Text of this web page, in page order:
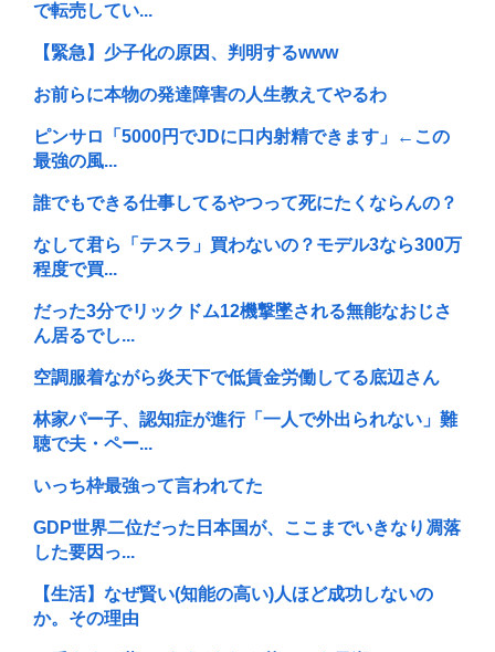
で転売してい...
【緊急】少子化の原因、判明するwww
お前らに本物の発達障害の人生教えてやるわ
ピンサロ「5000円でJDに口内射精できます」←この
最強の風...
誰でもできる仕事してるやつって死にたくならんの？
なして君ら「テスラ」買わないの？モデル3なら300万
程度で買...
だった3分でリックドム12機撃墜される無能なおじさ
ん居るでし...
空調服着ながら炎天下で低賃金労働してる底辺さん
林家パー子、認知症が進行「一人で外出られない」難
聴で夫・ペー...
いっち枠最強って言われてた
GDP世界二位だった日本国が、ここまでいきなり凋落
した要因っ...
【生活】なぜ賢い(知能の高い)人ほど成功しないの
か。その理由